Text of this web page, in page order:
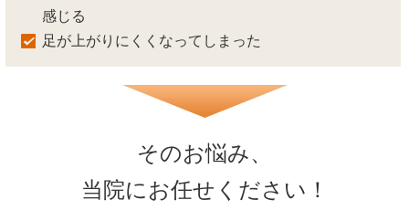
感じる
足が上がりにくくなってしまった
そのお悩み、
当院にお任せください！